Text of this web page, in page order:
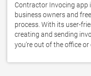
Contractor Invocing app
business owners and
process. With its user-
creating and sending
you're out of the office